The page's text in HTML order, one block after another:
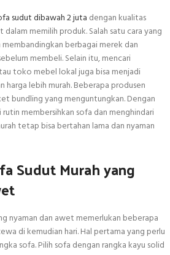
sudut dibawah 2 juta dengan kualitas
memilih produk. Salah satu cara yang
berbagai merek dan
membeli. Selain itu, mencari
toko mebel lokal juga bisa menjadi
lebih murah. Beberapa produsen
bundling yang menguntungkan. Dengan
membersihkan sofa dan menghindari
tetap bisa bertahan lama dan nyaman
Sudut Murah yang
nyaman dan awet memerlukan beberapa
di kemudian hari. Hal pertama yang perlu
sofa. Pilih sofa dengan rangka kayu solid